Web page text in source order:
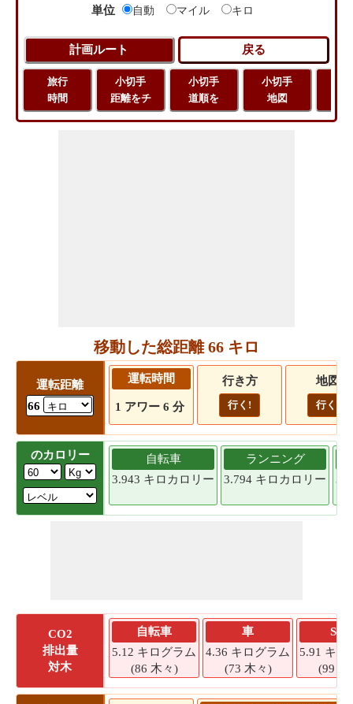
単位 自動 マイル キロ
旅行
時間
小切手
距離をチ
小切手
道順を
小切手
地図
移動した総距離 66 キロ
運転距離
66
運転時間
1 アワー 6 分
行き方
行く!
地図
行く!
のカロリー
自転車
3.943 キロカロリー
ランニング
3.794 キロカロリー
CO2
排出量
対木
自転車
5.12 キログラム
(86 木々)
車
4.36 キログラム
(73 木々)
SUV
5.91 キロ
(99 木